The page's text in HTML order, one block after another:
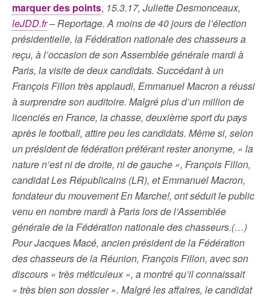
marquer des points, 15.3.17, Juliette Desmonceaux,
leJDD.fr– Reportage. A moins de 40 jours de l’élection
présidentielle, la Fédération nationale des chasseurs a
reçu, à l’occasion de son Assemblée générale mardi à
Paris, la visite de deux candidats. Succédant à un
François Fillon très applaudi, Emmanuel Macron a réussi
à surprendre son auditoire. Malgré plus d’un million de
licenciés en France, la chasse, deuxième sport du pays
après le football, attire peu les candidats. Même si, selon
un président de fédération préférant rester anonyme, « la
nature n’est ni de droite, ni de gauche », François Fillon,
candidat Les Républicains (LR), et Emmanuel Macron,
fondateur du mouvement En Marche!, ont séduit le public
venu en nombre mardi à Paris lors de l’Assemblée
générale de la Fédération nationale des chasseurs.(…)
Pour Jacques Macé, ancien président de la Fédération
des chasseurs de la Réunion, François Fillon, avec son
discours « très méticuleux », a montré qu’il connaissait
« très bien son dossier ». Malgré les affaires, le candidat